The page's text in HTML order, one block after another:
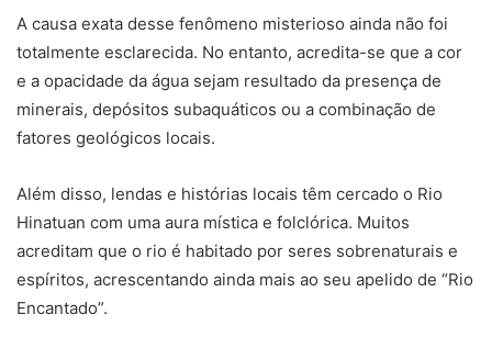
A causa exata desse fenômeno misterioso ainda não foi
totalmente esclarecida. No entanto, acredita-se que a cor
e a opacidade da água sejam resultado da presença de
minerais, depósitos subaquáticos ou a combinação de
fatores geológicos locais.
Além disso, lendas e histórias locais têm cercado o Rio
Hinatuan com uma aura mística e folclórica. Muitos
acreditam que o rio é habitado por seres sobrenaturais e
espíritos, acrescentando ainda mais ao seu apelido de “Rio
Encantado”.